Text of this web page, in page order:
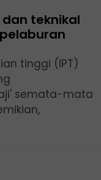
teknikal
tinggi (IPT)
semata-mata